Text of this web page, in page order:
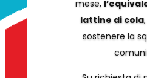
mese,
lattine di cola
sostenere la